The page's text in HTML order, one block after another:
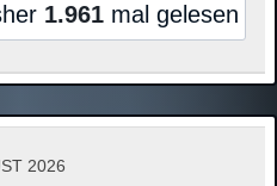
1.961 mal gelesen
2026